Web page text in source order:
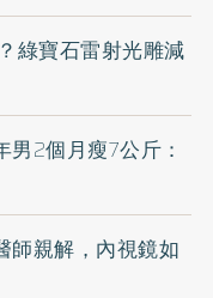
綠寶石雷射光雕減
2個月瘦7公斤：
師親解，內視鏡如